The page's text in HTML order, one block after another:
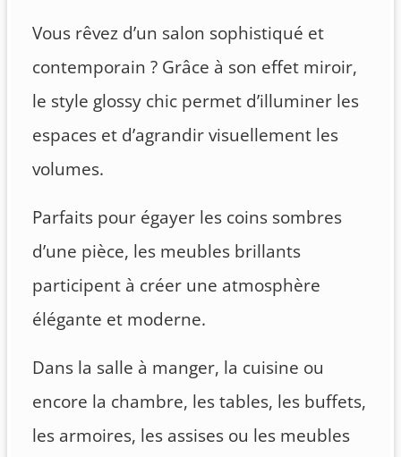
Vous rêvez d’un salon sophistiqué et
contemporain ? Grâce à son effet miroir,
le style glossy chic permet d’illuminer les
espaces et d’agrandir visuellement les
volumes.
Parfaits pour égayer les coins sombres
d’une pièce, les meubles brillants
participent à créer une atmosphère
élégante et moderne.
Dans la salle à manger, la cuisine ou
encore la chambre, les tables, les buffets,
les armoires, les assises ou les meubles